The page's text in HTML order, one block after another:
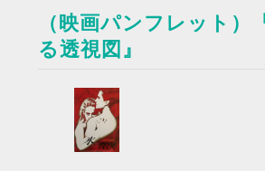
（映画パンフレット）
る透視図』